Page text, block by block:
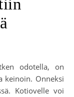
keinoin. Onneksi
Kotiovelle voi